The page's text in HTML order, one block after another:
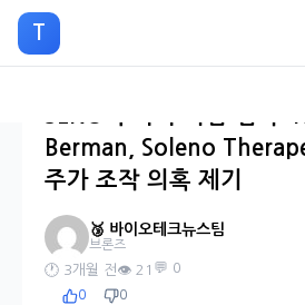
T
Berman, Soleno
주가 조작 의혹 제기
🥉 바이오테크뉴스팀
브론즈
🕐 3개월 전👁️ 21 💬 0
0 0